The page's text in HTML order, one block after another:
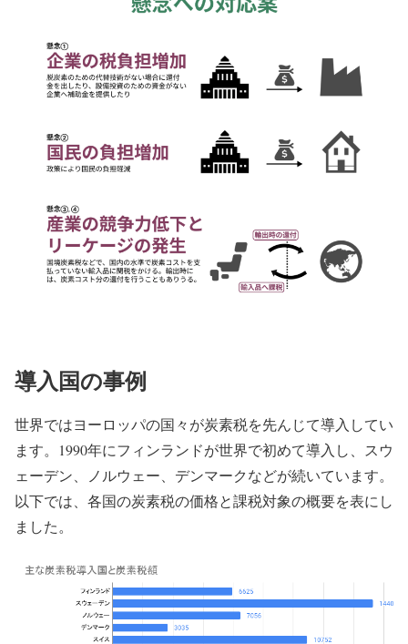
導入国の事例
世界ではヨーロッパの国々が炭素税を先んじて導入してい
ます。1990年にフィンランドが世界で初めて導入し、スウ
ェーデン、ノルウェー、デンマークなどが続いています。
以下では、各国の炭素税の価格と課税対象の概要を表にし
ました。